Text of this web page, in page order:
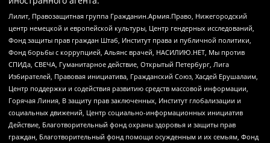
Лилит, Правозащитная группа Гражданин.Армия.Право, Нижегородский
центр немецкой и европейской культуры, Центр гендерных исследований,
Фонд защиты прав граждан Штаб, Институт права и публичной политики,
Фонд борьбы с коррупцией, Альянс врачей, НАСИЛИЮ.НЕТ, Мы против
СПИДа, СВЕЧА, Гуманитарное действие, Открытый Петербург, Лига
Избирателей, Правовая инициатива, Гражданский Союз, Хасдей Ерушалаим,
Центр поддержки и содействия развитию средств массовой информации,
Горячая Линия, В защиту прав заключенных, Институт глобализации и
социальных движений, Центр социально-информационных инициатив
Действие, Благотворительный фонд охраны здоровья и защиты прав
граждан, Благотворительный фонд помощи осужденным и их семьям, Фонд